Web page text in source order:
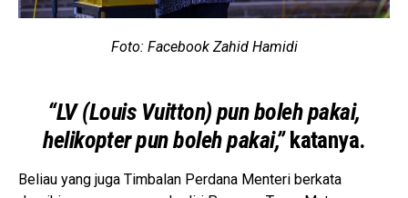
Foto: Facebook Zahid Hamidi
“LV (Louis Vuitton) pun boleh pakai,
helikopter pun boleh pakai,”katanya.
Beliau yang juga Timbalan Perdana Menteri berkata